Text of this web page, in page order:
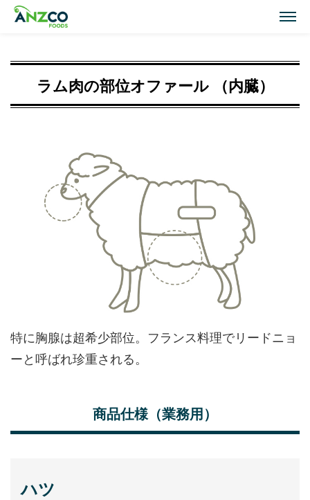
ラム肉のおすすめレシピ
Our Products
商品紹介(ラム肉・牛肉)
Topics
トピックス
About ANZCO Foods
アンズコフーズとは
Contact Us
Materials
ラム肉の部位オファール （内臓）
特に胸腺は超希少部位。フランス料理でリードニョ
ーと呼ばれ珍重される。
商品仕様（業務用）
ハツ